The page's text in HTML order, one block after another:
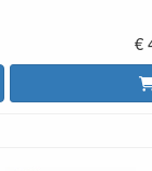
€